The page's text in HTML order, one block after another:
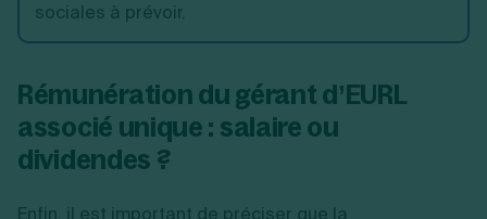
sociales à prévoir.
Rémunération du gérant d’EURL
associé unique : salaire ou
dividendes ?
Enfin, il est important de préciser que la